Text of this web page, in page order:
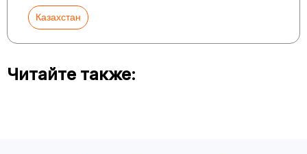
Казахстан
Читайте также: